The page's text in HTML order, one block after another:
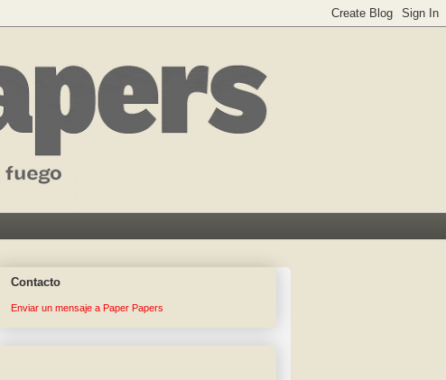
Contacto
Enviar un mensaje a Paper Papers